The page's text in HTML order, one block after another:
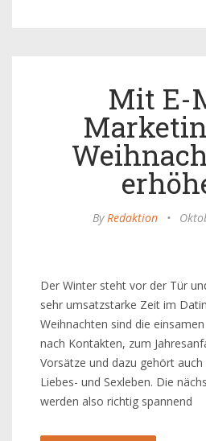
Mit E-
ByRedaktion •
Der Winter steht vor der Tür
sehr umsatzstarke Zeit im
Weihnachten sind die
nach Kontakten, zum
Vorsätze und dazu gehört
Liebes- und Sexleben. Die
werden also richtig spannend